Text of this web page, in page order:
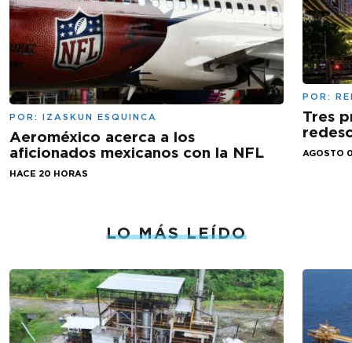
POR: IZASKUN ESQUINCA
Aeroméxico acerca a los
aficionados mexicanos con la NFL
HACE 20 HORAS
POR:
Tres
AGOSTO
LO MÁS LEÍDO